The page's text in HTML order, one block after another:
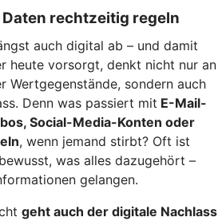
rechtzeitig regeln
auch digital ab – und damit
heute vorsorgt, denkt nicht nur an
Wertgegenstände, sondern auch
Denn was passiert mit E-Mail-
Social-Media-Konten oder
, wenn jemand stirbt? Oft ist
was alles dazugehört –
gelangen.
geht auch der digitale Nachlass